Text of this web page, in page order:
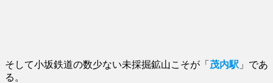
そして小坂鉄道の数少ない未採掘鉱山こそが「 茂内駅 」であ
る。